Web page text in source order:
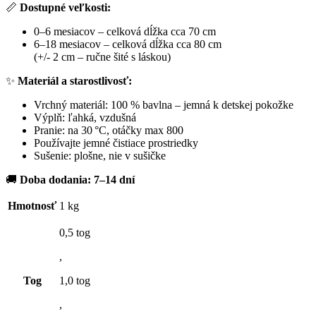
📏 Dostupné veľkosti:
0–6 mesiacov – celková dĺžka cca 70 cm
6–18 mesiacov – celková dĺžka cca 80 cm
(+/- 2 cm – ručne šité s láskou)
✨ Materiál a starostlivosť:
Vrchný materiál: 100 % bavlna – jemná k detskej pokožke
Výplň: ľahká, vzdušná
Pranie: na 30 °C, otáčky max 800
Používajte jemné čistiace prostriedky
Sušenie: plošne, nie v sušičke
🚚 Doba dodania: 7–14 dní
Hmotnosť 1 kg
Tog
0,5 tog
,
1,0 tog
,